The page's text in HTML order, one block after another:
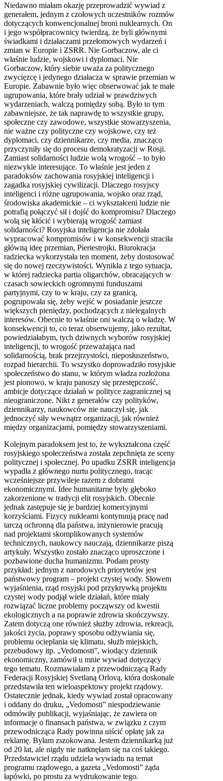
Niedawno miałam okazję przeprowadzić wywiad z
generałem, jednym z czołowych uczestników rozmów
dotyczących konwencjonalnej broni nuklearnych. On
i jego współpracownicy twierdzą, że byli głównymi
świadkami i działaczami przełomowych wydarzeń i
zmian w Europie i ZSRR. Nie Gorbaczow, ale ci
właśnie ludzie, wojskowi i dyplomaci. Nie
Gorbaczow, który siebie uważa za politycznego
zwycięzcę i jedynego działacza w sprawie przemian w
Europie. Zabawnie było więc obserwować jak te małe
ugrupowania, które brały udział w prawdziwych
wydarzeniach, walczą pomiędzy sobą. Było to tym
zabawniejsze, że tak naprawdę to wszystkie grupy,
społeczne czy zawodowe, wszystkie stowarzyszenia,
nie ważne czy polityczne czy wojskowe, czy też
dyplomaci, czy dziennikarze, czy media, znacząco
przyczyniły się do procesu demokratyzacji w Rosji.
Zamiast solidarności ludzie wolą wrogość – to było
niezwykle interesujące. To właśnie jest jeden z
paradoksów zachowania rosyjskiej inteligencji i
zagadka rosyjskiej cywilizacji. Dlaczego rosyjscy
inteligenci i różne ugrupowania, wojsko oraz rząd,
środowiska akademickie – ci wykształceni ludzie nie
potrafią połączyć sił i dojść do kompromisu? Dlaczego
wolą się kłócić i wybierają wrogość zamiast
solidarności? Rosyjska inteligencja nie zdołała
wypracować kompromisów i w konsekwencji straciła
główną ideę przemian, Pieriestrojki. Biurokracja
radziecka wykorzystała ten moment, żeby dostosować
się do nowej rzeczywistości. Wynikła z tego sytuacja,
w której radziecka partia oligarchów, obracających w
czasach sowieckich ogromnymi funduszami
partyjnymi, czy to w kraju, czy za granicą,
pogrupowała się, żeby wejść w posiadanie jeszcze
większych pieniędzy, pochodzących z nielegalnych
interesów. Obecnie to właśnie oni walczą o władzę. W
konsekwencji to, co teraz obserwujemy, jako rezultat,
powiedziałabym, tych dziwnych wyborów rosyjskiej
inteligencji, to wrogość przeważająca nad
solidarnością, brak przejrzystości, nieposłuszeństwo,
rozpad hierarchii. To wszystko doprowadziło rosyjskie
społeczeństwo do stanu, w którym władza rozłożona
jest pionowo, w kraju panoszy się przestępczość,
ambicje dotyczące działań w polityce zagranicznej są
nieograniczone. Nikt z generałów czy polityków,
dziennikarzy, naukowców nie nauczył się, jak
jednoczyć siły wewnątrz organizacji, jak również
między organizacjami, pomiędzy stowarzyszeniami.
Kolejnym paradoksem jest to, że wykształcona część
rosyjskiego społeczeństwa została zepchnięta ze sceny
politycznej i społecznej. Po upadku ZSRR inteligencja
wypadła z głównego nurtu politycznego, tracąc
wcześniejsze przywileje razem z dobrami
ekonomicznymi. Idee humanitarne były głęboko
zakorzenione w tradycji elit rosyjskich. Obecnie
jednak zastępuje się je bardziej komercyjnymi
korzyściami. Fizycy nuklearni kontynuują pracę nad
tarczą ochronną dla państwa, inżynierowie pracują
nad projektami skomplikowanych systemów
technicznych, naukowcy nauczają, dziennikarze piszą
artykuły. Wszystko zostało znacząco uproszczone i
pozbawione ducha humanizmu. Podam prosty
przykład: jednym z narodowych priorytetów jest
państwowy program – projekt czystej wody. Słowem
wyjaśnienia, rząd rosyjski pod przykrywką projektu
czystej wody podjął wiele działań, które miały
rozwiązać liczne problemy począwszy od kwestii
ekologicznych a na poprawie zdrowia skończywszy.
Zatem dotyczą one również służby zdrowia, rekreacji,
jakości życia, poprawy sposobu odżywiania się,
problemu ocieplania się klimatu, służb miejskich,
przebudowy itp. „Vedomosti”, wiodący dziennik
ekonomiczny, zamówił u mnie wywiad dotyczący
tego tematu. Rozmawiałam z przewodniczącą Rady
Federacji Rosyjskiej Svetlaną Orlovą, która doskonale
przedstawiła ten wieloaspektowy projekt rządowy.
Ostatecznie jednak, kiedy wywiad został opracowany
i oddany do druku, „Vedomosti” niespodziewanie
odmówiły publikacji, wyjaśniając, że zawiera on
informacje o finansach państwa, w związku z czym
przewodnicząca Rady powinna uiścić opłatę jak za
reklamę. Byłam zszokowana. Jestem dziennikarką już
od 20 lat, ale nigdy nie natknęłam się na coś takiego.
Przedstawiciel rządu udziela wywiadu na temat
programu rządowego, a gazeta „Vedomosti” żąda
łapówki, po prostu za wydrukowanie tego.